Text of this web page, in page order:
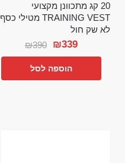
20 קג מתכוונן מקצועי
TRAINING VEST מטילי כסף
לא שק חול
₪390 ₪339
הוספה לסל